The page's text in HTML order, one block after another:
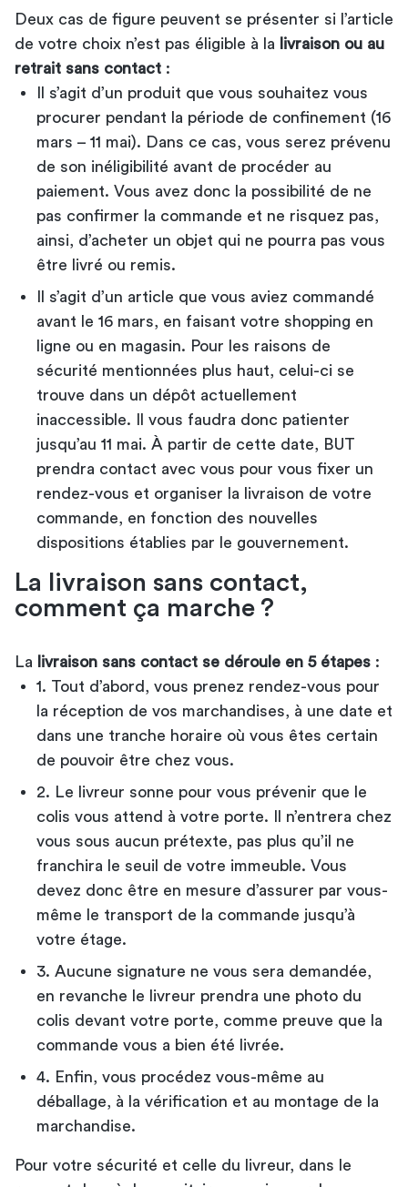
Deux cas de figure peuvent se présenter si l’article
de votre choix n’est pas éligible à la
livraison ou au
retrait sans contact :
Il s’agit d’un produit que vous souhaitez vous
procurer pendant la période de confinement (16
mars – 11 mai). Dans ce cas, vous serez prévenu
de son inéligibilité avant de procéder au
paiement. Vous avez donc la possibilité de ne
pas confirmer la commande et ne risquez pas,
ainsi, d’acheter un objet qui ne pourra pas vous
être livré ou remis.
Il s’agit d’un article que vous aviez commandé
avant le 16 mars, en faisant votre shopping en
ligne ou en magasin. Pour les raisons de
sécurité mentionnées plus haut, celui-ci se
trouve dans un dépôt actuellement
inaccessible. Il vous faudra donc patienter
jusqu’au 11 mai. À partir de cette date, BUT
prendra contact avec vous pour vous fixer un
rendez-vous et organiser la livraison de votre
commande, en fonction des nouvelles
dispositions établies par le gouvernement.
La livraison sans contact,
comment ça marche ?
La livraison sans contact se déroule en 5 étapes :
1. Tout d’abord, vous prenez rendez-vous pour
la réception de vos marchandises, à une date et
dans une tranche horaire où vous êtes certain
de pouvoir être chez vous.
2. Le livreur sonne pour vous prévenir que le
colis vous attend à votre porte. Il n’entrera chez
vous sous aucun prétexte, pas plus qu’il ne
franchira le seuil de votre immeuble. Vous
devez donc être en mesure d’assurer par vous-
même le transport de la commande jusqu’à
votre étage.
3. Aucune signature ne vous sera demandée,
en revanche le livreur prendra une photo du
colis devant votre porte, comme preuve que la
commande vous a bien été livrée.
4. Enfin, vous procédez vous-même au
déballage, à la vérification et au montage de la
marchandise.
Pour votre sécurité et celle du livreur, dans le